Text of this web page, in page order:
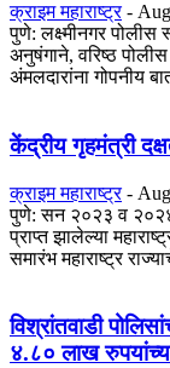
क्राइम महाराष्ट्र -
पुणे: लक्ष्मीनगर पोलीस
अनुषंगाने, वरिष्ठ
अंमलदारांना गोपनीय
केंद्रीय गृहमंत्री
क्राइम महाराष्ट्र -
​पुणे: सन २०२३ व २०२४
प्राप्त झालेल्या
समारंभ महाराष्ट्र
विश्रांतवाडी
४.८० लाख